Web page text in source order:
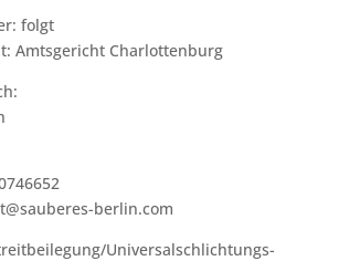
folgt
Amtsgericht Charlottenburg
berlin.com
Universal­schlichtungs­